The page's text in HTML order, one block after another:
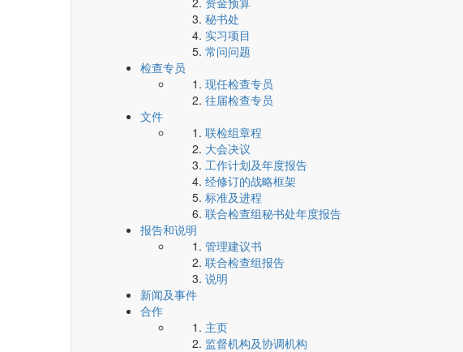
秘书处
实习项目
常问问题
检查专员
现任检查专员
往届检查专员
文件
联检组章程
大会决议
工作计划及年度报告
经修订的战略框架
标准及进程
联合检查组秘书处年度报告
报告和说明
管理建议书
联合检查组报告
说明
新闻及事件
合作
主页
监督机构及协调机构